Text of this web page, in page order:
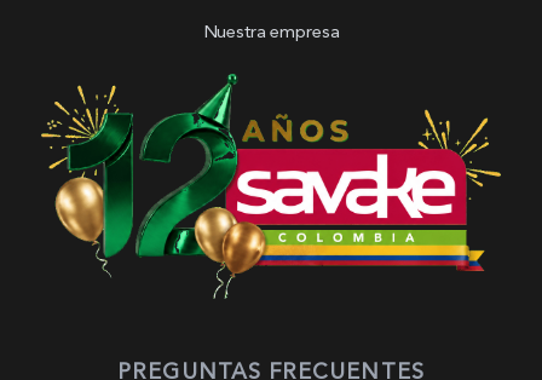
Nuestra empresa
PREGUNTAS FRECUENTES